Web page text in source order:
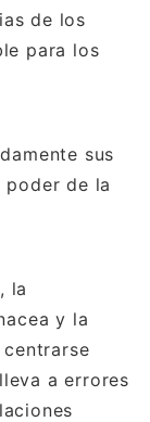
de los
para los
sus
de la
la
y la
a errores